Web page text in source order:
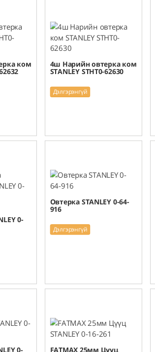
ком
4ш Нарийн овтерка ком
STANLEY STHT0-62630
Дэлгэрэнгүй
0-
Овтерка STANLEY 0-64-
916
Дэлгэрэнгүй
0- FATMAX 25мм Цүүц